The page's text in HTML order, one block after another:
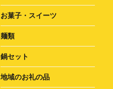
お菓子・スイーツ
麺類
鍋セット
地域のお礼の品